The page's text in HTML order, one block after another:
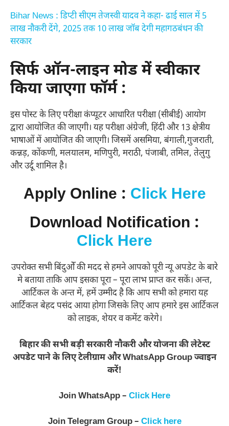
Bihar News : डिप्टी सीएम तेजस्वी यादव ने कहा- ढाई साल में 5
लाख नौकरी देंगे, 2025 तक 10 लाख जॉब देगी महागठबंधन की
सरकार
सिर्फ ऑन-लाइन मोड में स्वीकार
किया जाएगा फॉर्म :
इस पोस्ट के लिए परीक्षा कंप्यूटर आधारित परीक्षा (सीबीई) आयोग
द्वारा आयोजित की जाएगी। यह परीक्षा अंग्रेजी, हिंदी और 13 क्षेत्रीय
भाषाओं में आयोजित की जाएगी। जिसमें असमिया, बंगाली,गुजराती,
कन्नड़, कोंकणी, मलयालम, मणिपुरी, मराठी, पंजाबी, तमिल, तेलुगु
और उर्दू शामिल है।
Apply Online : Click Here
Download Notification :
Click Here
उपरोक्त सभी बिंदुओँ की मदद से हमने आपको पूरी न्यू अपडेट के बारे
मे बताया ताकि आप इसका पूरा – पूरा लाभ प्राप्त कर सकें। अन्त,
आर्टिकल के अन्त में, हमें उम्मीद है कि आप सभी को हमारा यह
आर्टिकल बेहद पसंद आया होगा जिसके लिए आप हमारे इस आर्टिकल
को लाइक, शेयर व कमेंट करेगे।
बिहार की सभी बड़ी सरकारी नौकरी और योजना की लेटेस्ट
अपडेट पाने के लिए टेलीग्राम और WhatsApp Group ज्वाइन
करें!
Join WhatsApp – Click Here
Join Telegram Group – Click here